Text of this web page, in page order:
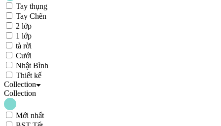
Tay thụng
Tay Chẽn
2 lớp
1 lớp
tà rời
Cưới
Nhật Bình
Thiết kế
Collection
Collection
Mới nhất